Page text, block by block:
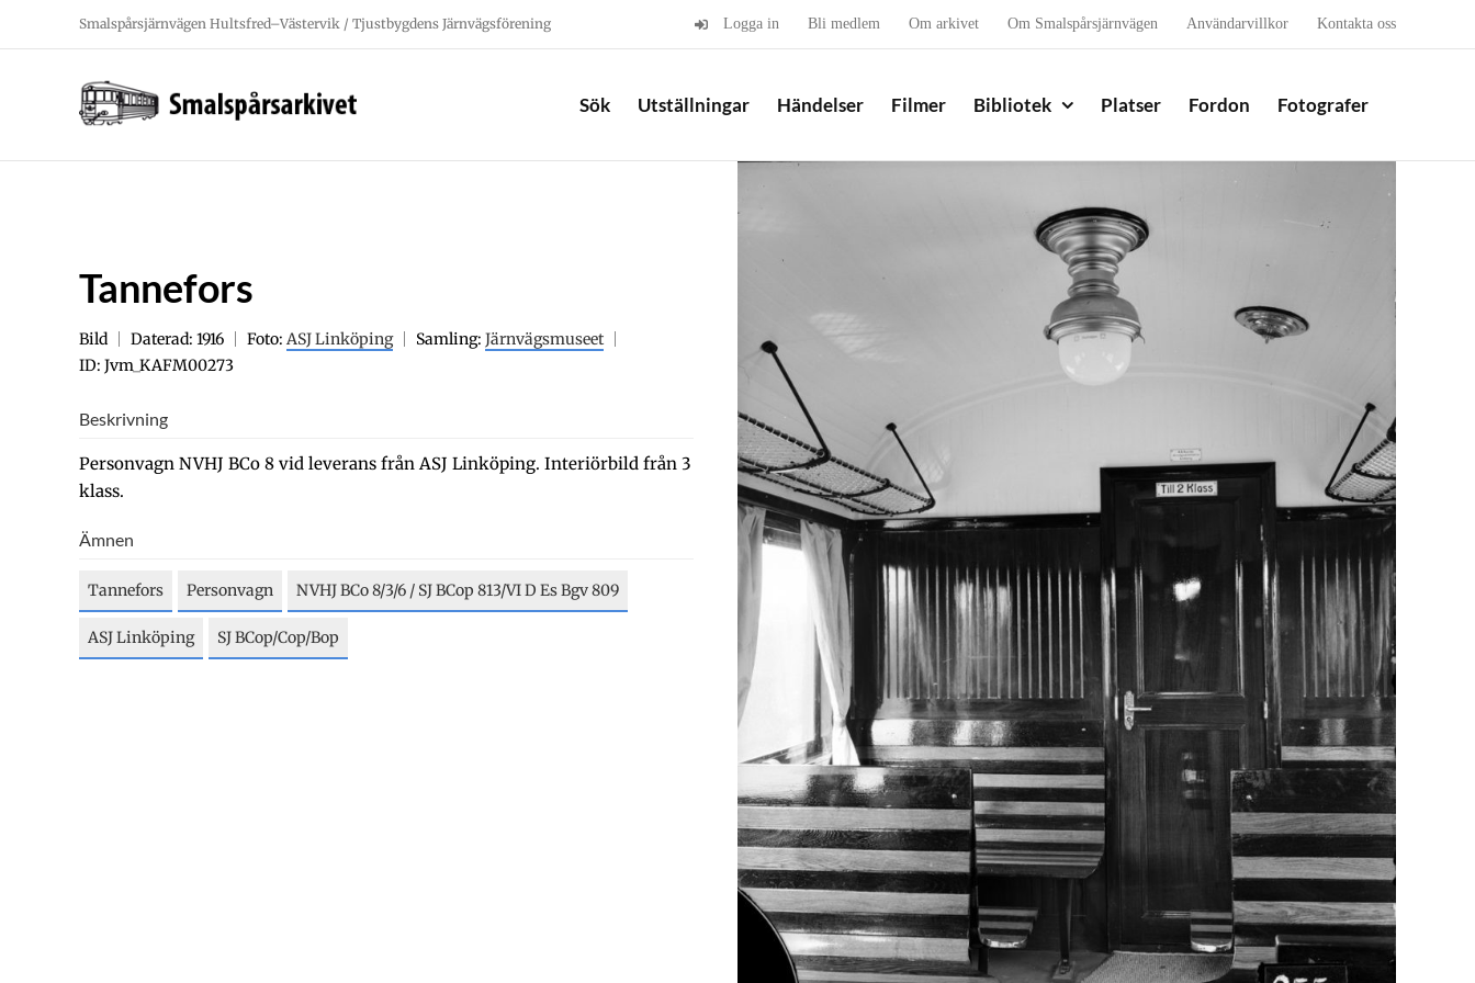
Smalspårsjärnvägen Hultsfred–Västervik / Tjustbygdens Järnvägsförening Logga in Bli medlem Om arkivet Om Smalspårsjärnvägen Användarvillkor Kontakta oss
Sök Utställningar Händelser Filmer Bibliotek Platser Fordon Fotografer
Tannefors
Bild Daterad: 1916 Foto: ASJ Linköping Samling: Järnvägsmuseet
ID: Jvm_KAFM00273
Beskrivning
Personvagn NVHJ BCo 8 vid leverans från ASJ Linköping. Interiörbild från 3
klass.
Ämnen
Tannefors Personvagn NVHJ BCo 8/3/6 / SJ BCop 813/VI D Es Bgv 809
ASJ Linköping SJ BCop/Cop/Bop